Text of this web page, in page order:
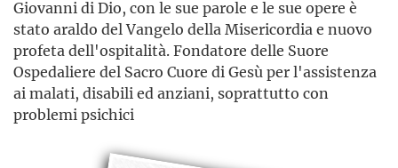
Giovanni di Dio, con le sue parole e le sue opere è
stato araldo del Vangelo della Misericordia e nuovo
profeta dell'ospitalità. Fondatore delle Suore
Ospedaliere del Sacro Cuore di Gesù per l'assistenza
ai malati, disabili ed anziani, soprattutto con
problemi psichici